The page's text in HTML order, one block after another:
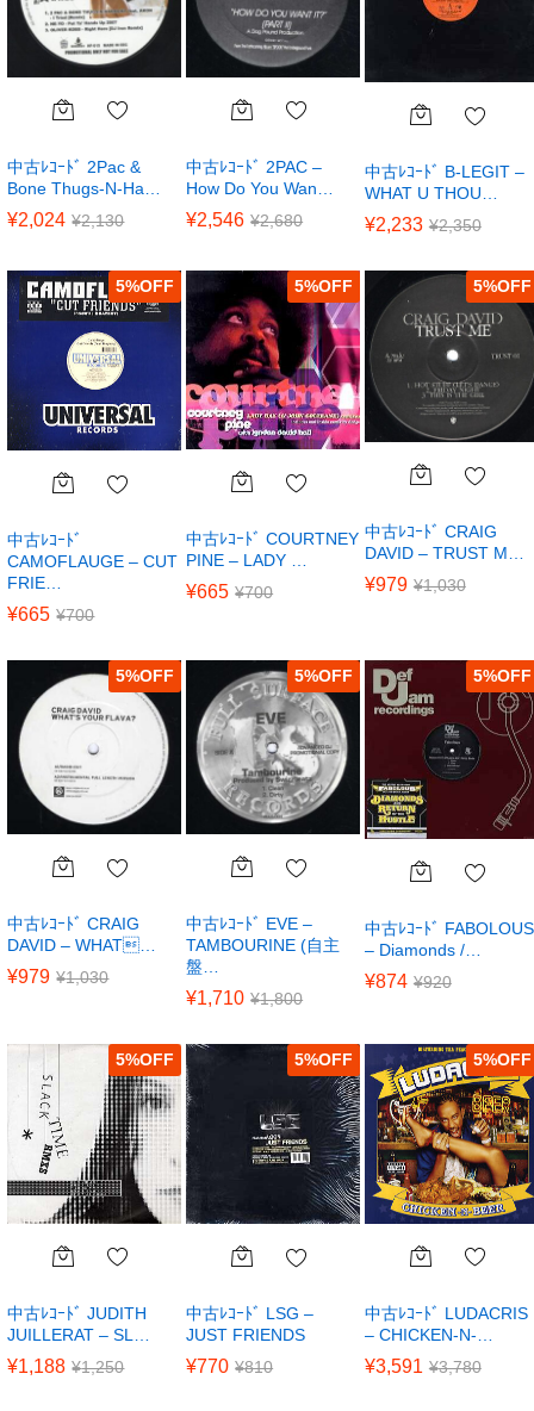
中古ﾚｺｰﾄﾞ 2Pac &
Bone Thugs-N-Ha…
¥2,024 ¥2,130
中古ﾚｺｰﾄﾞ 2PAC –
How Do You Wan…
¥2,546 ¥2,680
中古ﾚｺｰﾄﾞ B-LEGIT –
WHAT U THOU…
¥2,233 ¥2,350
5%
中古ﾚｺｰﾄﾞ
CAMOFLAUGE – CUT
FRIE…
¥665 ¥700
5%
中古ﾚｺｰﾄﾞ COURTNEY
PINE – LADY …
¥665 ¥700
5%
中古ﾚｺｰﾄﾞ CRAIG
DAVID – TRUST M…
¥979 ¥1,030
5%
中古ﾚｺｰﾄﾞ CRAIG
DAVID – WHAT…
¥979 ¥1,030
5%
中古ﾚｺｰﾄﾞ EVE –
TAMBOURINE (自主
盤…
¥1,710 ¥1,800
5%
中古ﾚｺｰﾄﾞ FABOLOUS
– Diamonds /…
¥874 ¥920
5%
中古ﾚｺｰﾄﾞ JUDITH
JUILLERAT – SL…
¥1,188 ¥1,250
5%
中古ﾚｺｰﾄﾞ LSG –
JUST FRIENDS
¥770 ¥810
5%
中古ﾚｺｰﾄﾞ LUDACRIS
– CHICKEN-N-…
¥3,591 ¥3,780